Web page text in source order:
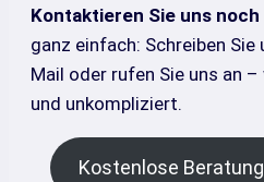
Kontaktieren Sie uns
ganz einfach: Schreiben Sie
Mail oder rufen Sie uns an
und unkompliziert.
Kostenlose